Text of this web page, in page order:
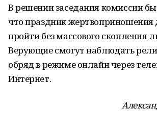
В решении заседания комиссии
что праздник
пройти без массового скопления
Верующие смогут наблюдать
обряд в режиме онлайн через
Интернет.